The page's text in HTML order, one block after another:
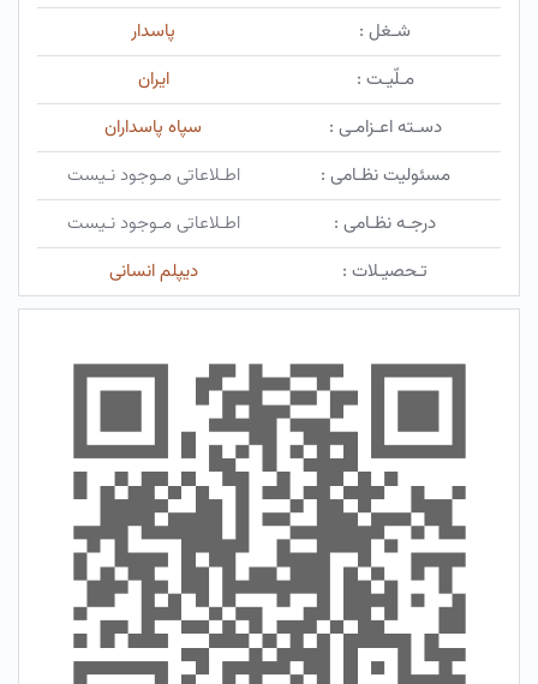
شـغل :
پاسدار
مـلّیـت :
ایران
دسـته اعـزامـی :
سپاه پاسداران
مسئولیت نظـامی :
اطـلاعاتی مـوجود نـیست
درجـه نظـامی :
اطـلاعاتی مـوجود نـیست
تـحصیـلات :
دیپلم انسانی